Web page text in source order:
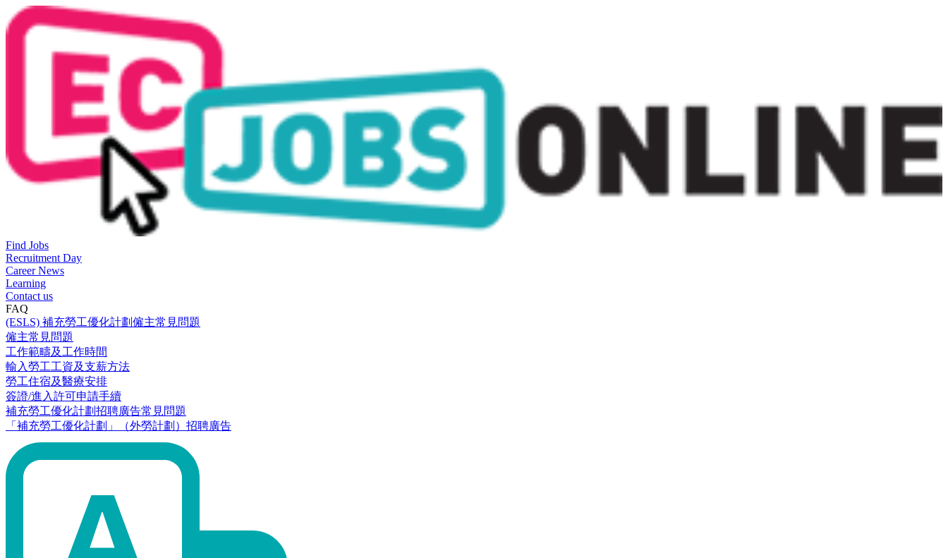
Find Jobs
Recruitment Day
Career News
Learning
Contact us
FAQ
(ESLS) 補充勞工優化計劃僱主常見問題
僱主常見問題
工作範疇及工作時間
輸入勞工工資及支薪方法
勞工住宿及醫療安排
簽證/進入許可申請手續
補充勞工優化計劃招聘廣告常見問題
「補充勞工優化計劃」（外勞計劃）招聘廣告